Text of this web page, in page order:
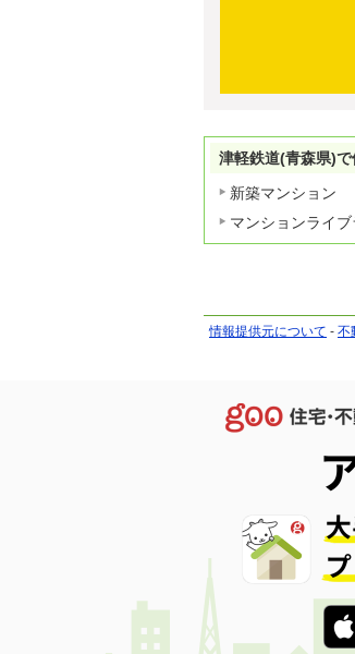
津軽鉄道(青森県)
新築マンション
マンションライブ
情報提供元について - 不